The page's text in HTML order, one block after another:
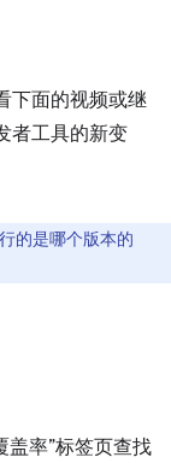
下面的视频或继
者工具的新变
的是哪个版本的
盖率”标签页查找